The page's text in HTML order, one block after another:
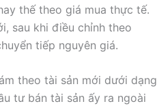
thế theo giá mua thực tế.
sau khi điều chỉnh theo
tiếp nguyên giá.
theo tài sản mới dưới dạng
tư bán tài sản ấy ra ngoài